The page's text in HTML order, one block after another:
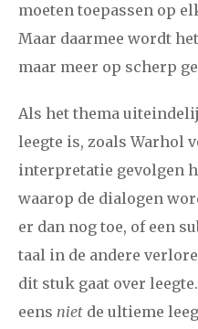
moeten toepassen op
Maar daarmee wordt
maar meer op scherp
Als het thema
leegte is, zoals Warhol
interpretatie gevolgen
waarop de dialogen
er dan nog toe, of een
taal in de andere
dit stuk gaat over
eens niet de ultieme